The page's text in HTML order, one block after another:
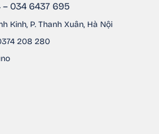
034 6437 695
Kinh, P. Thanh Xuân, Hà Nội
208 280